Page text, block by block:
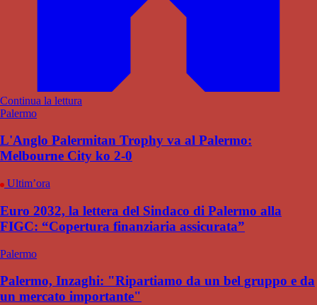
Continua la lettura
Palermo
L'Anglo Palermitan Trophy va al Palermo:
Melbourne City ko 2-0
Ultim’ora
Euro 2032, la lettera del Sindaco di Palermo alla
FIGC: “Copertura finanziaria assicurata”
Palermo
Palermo, Inzaghi: "Ripartiamo da un bel gruppo e da
un mercato importante"